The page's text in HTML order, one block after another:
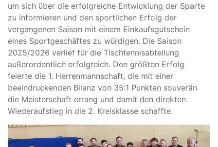
um sich über die erfolgreiche Entwicklung der Sparte
zu informieren und den sportlichen Erfolg der
vergangenen Saison mit einem Einkaufsgutschein
eines Sportgeschäftes zu würdigen. Die Saison
2025/2026 verlief für die Tischtennisabteilung
außerordentlich erfolgreich. Den größten Erfolg
feierte die 1. Herrenmannschaft, die mit einer
beeindruckenden Bilanz von 35:1 Punkten souverän
die Meisterschaft errang und damit den direkten
Wiederaufstieg in die 2. Kreisklasse schaffte.